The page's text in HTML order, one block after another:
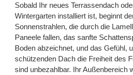
Sobald Ihr neues Terrassendach
Wintergarten installiert ist, beginnt
Sonnenstrahlen, die durch die
Paneele fallen, das sanfte
Boden abzeichnet, und das Gefühl,
schützenden Dach die Freiheit des
sind unbezahlbar. Ihr Außenbereich